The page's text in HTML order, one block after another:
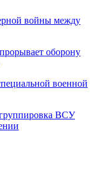
войны между
оборону
военной
ВСУ